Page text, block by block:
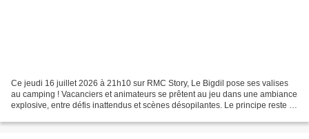
Ce jeudi 16 juillet 2026 à 21h10 sur RMC Story, Le Bigdil pose ses valises
au camping ! Vacanciers et animateurs se prêtent au jeu dans une ambiance
explosive, entre défis inattendus et scènes désopilantes. Le principe reste le